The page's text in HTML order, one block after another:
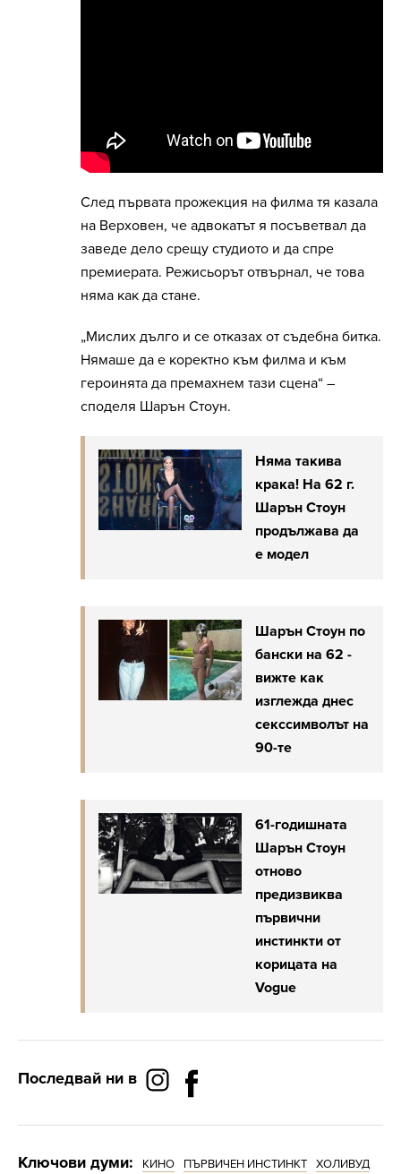
След първата прожекция на филма тя казала
на Верховен, че адвокатът я посъветвал да
заведе дело срещу студиото и да спре
премиерата. Режисьорът отвърнал, че това
няма как да стане.
„Мислих дълго и се отказах от съдебна битка.
Нямаше да е коректно към филма и към
героинята да премахнем тази сцена“ –
споделя Шарън Стоун.
Няма такива
крака! На 62 г.
Шарън Стоун
продължава да
е модел
Шарън Стоун по
бански на 62 -
вижте как
изглежда днес
секссимволът на
90-те
61-годишната
Шарън Стоун
отново
предизвиква
първични
инстинкти от
корицата на
Vogue
Последвай ни в
Ключови думи: КИНО ПЪРВИЧЕН ИНСТИНКТ
ХОЛИВУД